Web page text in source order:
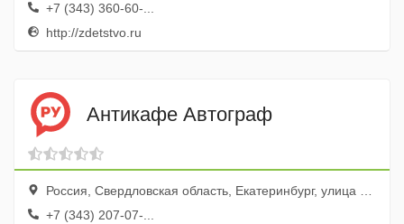
+7 (343) 360-60-...
http://zdetstvo.ru
Антикафе Автограф
Россия, Свердловская область, Екатеринбург, улица Добролюбова, 16
+7 (343) 207-07-...